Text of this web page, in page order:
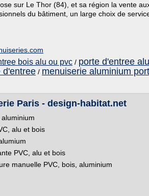
sur Le Thor (84), et sa région la vente
du bâtiment, un large choix de
bois alu ou pvc / porte d'entree
d'entree / menuiserie aluminium
Paris - design-habitat.net
alu et bois
PVC, alu et bois
manuelle PVC, bois, aluminium